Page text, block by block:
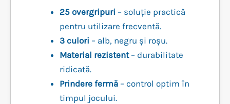
25 overgripuri – soluție practică
pentru utilizare frecventă.
3 culori – alb, negru și roșu.
Material rezistent– durabilitate
ridicată.
Prindere fermă – control optim în
timpul jocului.